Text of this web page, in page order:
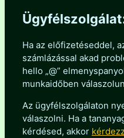
Ha az előfizetéseddel,
számlázással akad
hello „@”
munkaidőben
Az ügyfélszolgálaton
válaszolni. Ha a
kérdésed, akkor